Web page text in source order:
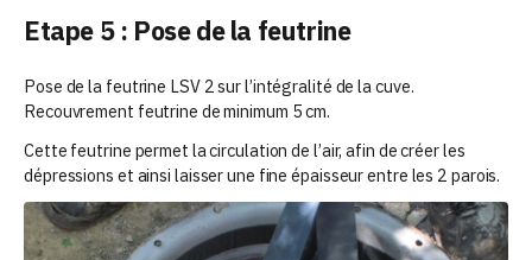
Etape 5 : Pose de la feutrine
Pose de la feutrine LSV 2 sur l’intégralité de la cuve.
Recouvrement feutrine de minimum 5 cm.
Cette feutrine permet la circulation de l’air, afin de créer les
dépressions et ainsi laisser une fine épaisseur entre les 2 parois.